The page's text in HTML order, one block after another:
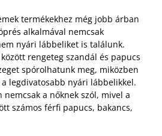
termékekhez még jobb árban
alkalmával nemcsak
nyári lábbeliket is találunk.
rengeteg szandál és papucs
spórolhatunk meg, miközben
legdivatosabb nyári lábbelikkel.
nemcsak a nőknek szól, mivel a
számos férfi papucs, bakancs,